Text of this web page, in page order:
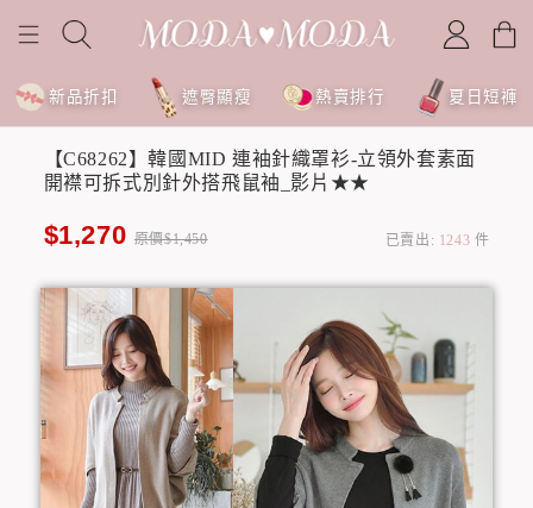
新品折扣 遮臀顯瘦 熱賣排行 夏日短褲
【C68262】韓國MID 連袖針織罩衫-立領外套素面
開襟可拆式別針外搭飛鼠袖_影片★★
$1,270 原價$1,450 已賣出: 1243 件